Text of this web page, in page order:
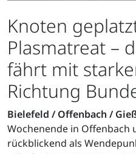
Knoten
Plasmatreat –
fährt mit
Richtung
Bielefeld / Offenbach /
Wochenende in Offenbach
rückblickend als